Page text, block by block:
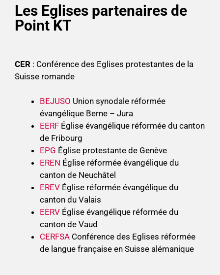
Les Eglises partenaires de
Point KT
CER : Conférence des Eglises protestantes de la
Suisse romande
BEJUSO Union synodale réformée
évangélique Berne – Jura
EERF Église évangélique réformée du canton
de Fribourg
EPG Église protestante de Genève
EREN Église réformée évangélique du
canton de Neuchâtel
EREV Église réformée évangélique du
canton du Valais
EERV Église évangélique réformée du
canton de Vaud
CERFSA Conférence des Eglises réformée
de langue française en Suisse alémanique